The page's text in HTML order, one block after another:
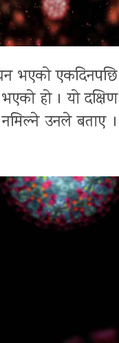
भएको एकदिनपछि
भएको हो । यो दक्षिण
उनले बताए ।